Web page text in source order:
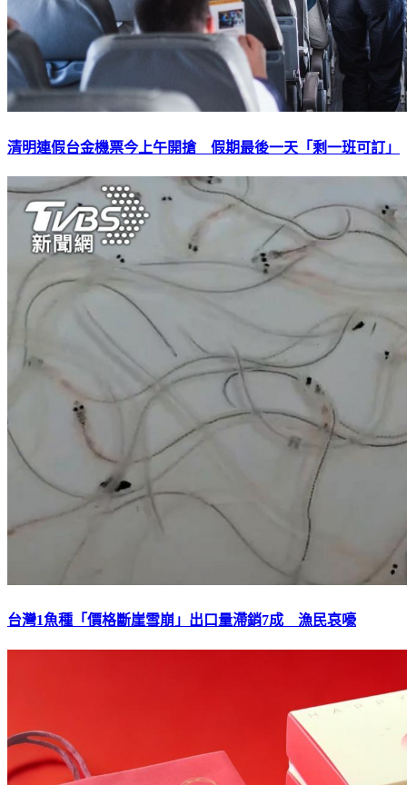
清明連假台金機票今上午開搶 假期最後一天「剩一班可訂」
台灣1魚種「價格斷崖雪崩」出口量滯銷7成 漁民哀嚎